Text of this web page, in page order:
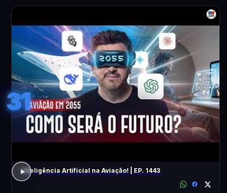
31
Inteligência Artificial na Aviação! | EP. 1443